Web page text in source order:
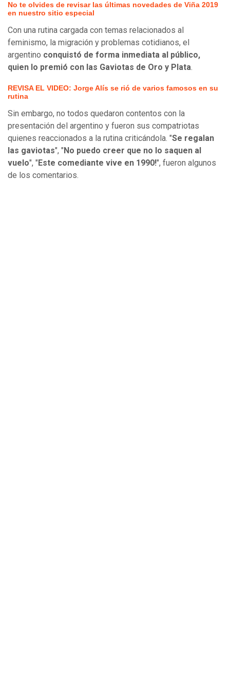
No te olvides de revisar las últimas novedades de Viña 2019
en nuestro sitio especial
Con una rutina cargada con temas relacionados al
feminismo, la migración y problemas cotidianos, el
argentino conquistó de forma inmediata al público,
quien lo premió con las Gaviotas de Oro y Plata.
REVISA EL VIDEO: Jorge Alís se rió de varios famosos en su
rutina
Sin embargo, no todos quedaron contentos con la
presentación del argentino y fueron sus compatriotas
quienes reaccionados a la rutina criticándola. "Se regalan
las gaviotas", " No puedo creer que no lo saquen al
vuelo", " Este comediante vive en 1990!", fueron algunos
de los comentarios.